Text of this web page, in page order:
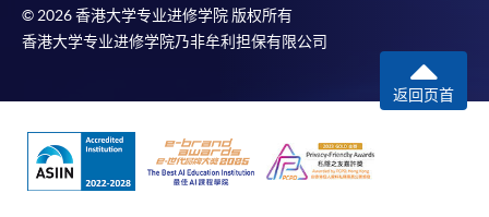
© 2026 香港大学专业进修学院 版权所有
香港大学专业进修学院乃非牟利担保有限公司
返回页首